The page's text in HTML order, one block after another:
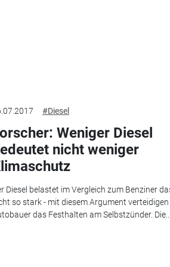
#Diesel
Weniger Diesel
nicht weniger
Diesel belastet im Vergleich zum Benziner
so stark - mit diesem Argument verteidigen
das Festhalten am Selbstzünder. Die...